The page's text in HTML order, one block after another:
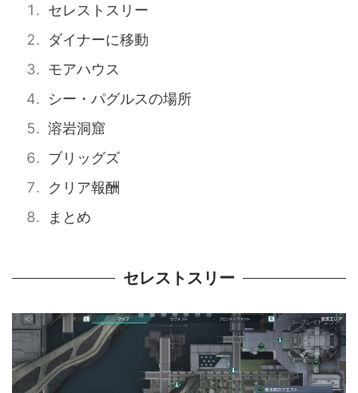
セレストスリー
ダイナーに移動
モアハウス
シー・パグルスの場所
溶岩洞窟
ブリッグズ
クリア報酬
まとめ
セレストスリー